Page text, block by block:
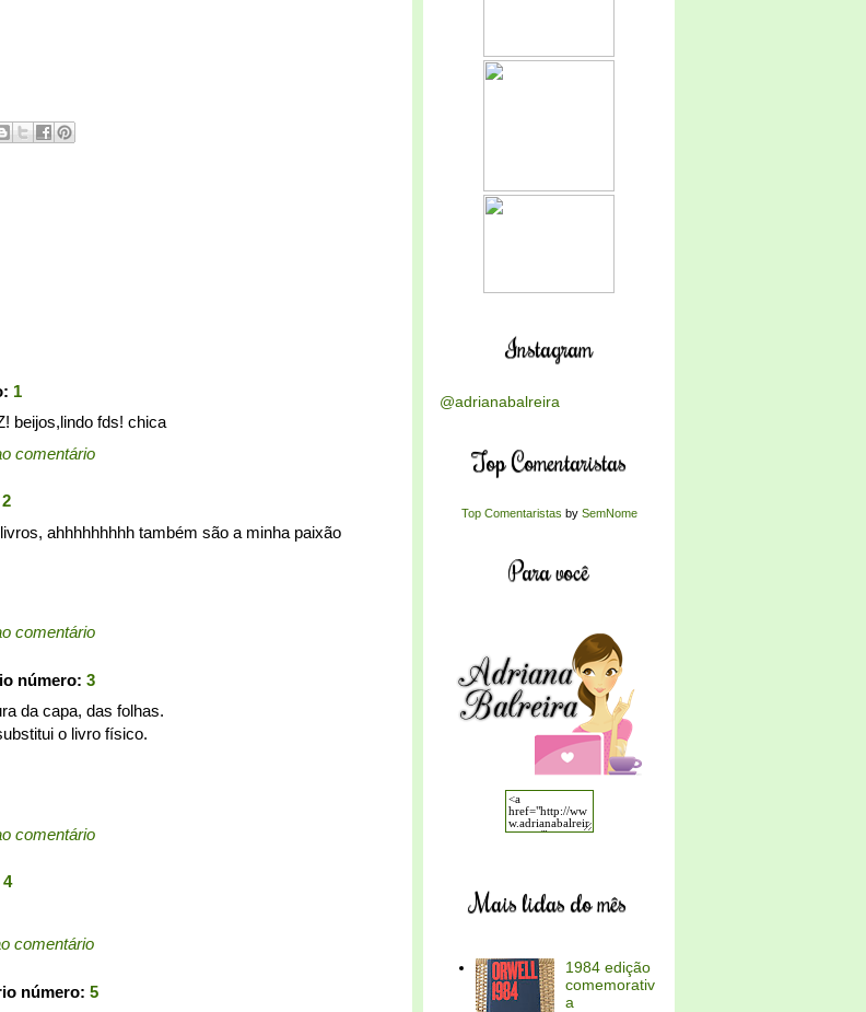
1
beijos,lindo fds! chica
comentário
2
ahhhhhhhhh também são a minha paixão
comentário
número: 3
da capa, das folhas.
o livro físico.
comentário
4
comentário
número: 5
Instagram
@adrianabalreira
Top Comentaristas
Top Comentaristas by SemNome
Para você
Mais lidas do mês
1984 edição
comemorativ
a